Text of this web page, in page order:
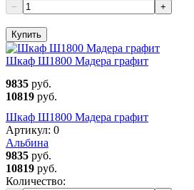
− +
Купить
Шкаф Ш1800 Мадера графит
9835 руб.
10819 руб.
Шкаф Ш1800 Мадера графит
Артикул: 0
Альбина
9835 руб.
10819 руб.
Количество: